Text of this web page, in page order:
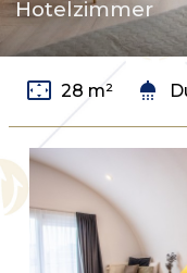
Hotelzimmer
settings_overscan 28 m² shower